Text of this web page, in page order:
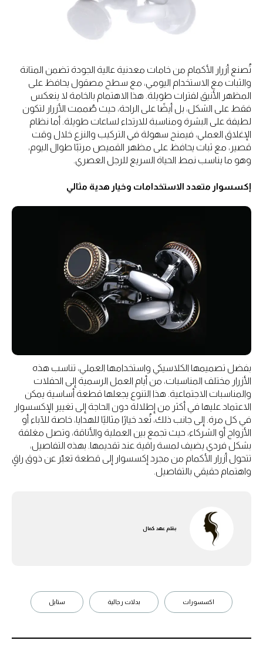
تُصنع أزرار الأكمام من خامات معدنية عالية الجودة تضمن المتانة
والثبات مع الاستخدام اليومي، مع سطح مصقول يحافظ على
المظهر الأنيق لفترات طويلة. هذا الاهتمام بالخامة لا ينعكس
فقط على الشكل، بل أيضًا على الراحة، حيث صُممت الأزرار لتكون
لطيفة على البشرة ومناسبة للارتداء لساعات طويلة. أما نظام
الإغلاق العملي، فيمنح سهولة في التركيب والنزع خلال وقت
قصير، مع ثبات يحافظ على مظهر القميص مرتبًا طوال اليوم،
وهو ما يناسب نمط الحياة السريع للرجل العصري.
إكسسوار متعدد الاستخدامات وخيار هدية مثالي
بفضل تصميمها الكلاسيكي واستخدامها العملي، تناسب هذه
الأزرار مختلف المناسبات، من أيام العمل الرسمية إلى الحفلات
والمناسبات الاجتماعية. هذا التنوع يجعلها قطعة أساسية يمكن
الاعتماد عليها في أكثر من إطلالة دون الحاجة إلى تغيير الإكسسوار
في كل مرة. إلى جانب ذلك، تُعد خيارًا مثاليًا للهدايا، خاصة للآباء أو
الأزواج أو الشركاء، حيث تجمع بين العملية والأناقة، وتصل مغلفة
بشكل فردي يضيف لمسة راقية عند تقديمها. بهذه التفاصيل،
تتحول أزرار الأكمام من مجرد إكسسوار إلى قطعة تعبّر عن ذوق راقٍ
واهتمام حقيقي بالتفاصيل.
بقلم عهد كمال
اكسسورات بدلات رجالية ستايل